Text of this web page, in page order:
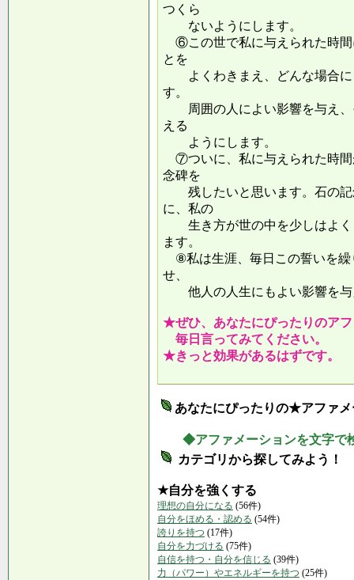
つくら
ないようにします。
⑥この世で私に与えられた時間
とを
よくわきまえ、どんな場合に
す。
周囲の人によい影響を与え、
える
ようにします。
⑦ついに、私に与えられた時間
念碑を
残したいと思います。石の記
に、私の
生き方が世の中を少しはよく
ます。
⑧私は生涯、毎日この誓いを繰
せ、
他人の人生にもよい影響
★ぜひ、あなたにぴったりのア
毎日言ってみてください。
★きっと効果があるはずです。
あなたにぴったりの★アファ
◆アファメーションを文字で
カテゴリから探してみよう！
★自分を強くする
理想の自分になる (56件)
自分をほめる・認める (54件)
誇りを持つ (17件)
自分を力づける (75件)
自信を持つ・自分を信じる (39件)
力（パワー）やエネルギーを持つ (25件)